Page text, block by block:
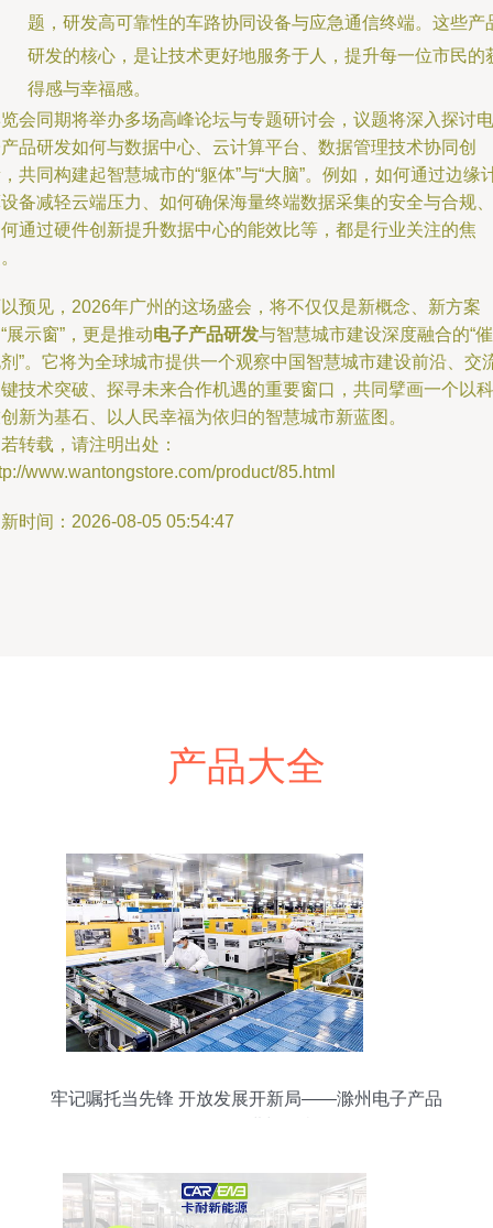
题，研发高可靠性的车路协同设备与应急通信终端。这些产
研发的核心，是让技术更好地服务于人，提升每一位市民的
得感与幸福感。
会同期将举办多场高峰论坛与专题研讨会，议题将深入探讨电
品研发如何与数据中心、云计算平台、数据管理技术协同创
共同构建起智慧城市的“躯体”与“大脑”。例如，如何通过边缘
备减轻云端压力、如何确保海量终端数据采集的安全与合规、
通过硬件创新提升数据中心的能效比等，都是行业关注的焦
预见，2026年广州的这场盛会，将不仅仅是新概念、新方案
展示窗”，更是推动电子产品研发与智慧城市建设深度融合的“催
”。它将为全球城市提供一个观察中国智慧城市建设前沿、交
技术突破、探寻未来合作机遇的重要窗口，共同擘画一个以科
新为基石、以人民幸福为依归的智慧城市新蓝图。
转载，请注明出处：
www.wantongstore.com/product/85.html
时间：2026-08-05 05:54:47
产品大全
牢记嘱托当先锋 开放发展开新局——滁州电子产品